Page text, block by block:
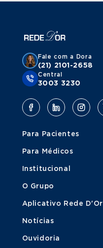
Fale com a Dora
(21) 2101-2658
Central
3003 3230
Para Pacientes
Para Médicos
Institucional
O Grupo
Aplicativo Rede D'Or
Notícias
Ouvidoria